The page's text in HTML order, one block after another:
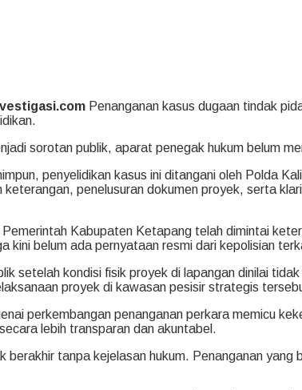
Penanganan kasus dugaan tindak
sorotan publik, aparat penegak hukum belum
penyelidikan kasus ini ditangani oleh Polda
keterangan, penelusuran dokumen proyek, serta
Kabupaten Ketapang telah dimintai
kini belum ada pernyataan resmi dari kepolisian
setelah kondisi fisik proyek di lapangan dinilai
proyek di kawasan pesisir strategis
perkembangan penanganan perkara memicu
lebih transparan dan akuntabel.
berakhir tanpa kejelasan hukum. Penanganan